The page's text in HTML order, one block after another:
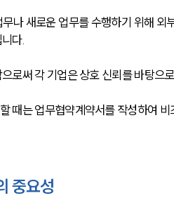
나 새로운 업무를 수행하기 위해
다.
로써 각 기업은 상호 신뢰를 바탕으
때는 업무협약계약서를 작성하여
중요성